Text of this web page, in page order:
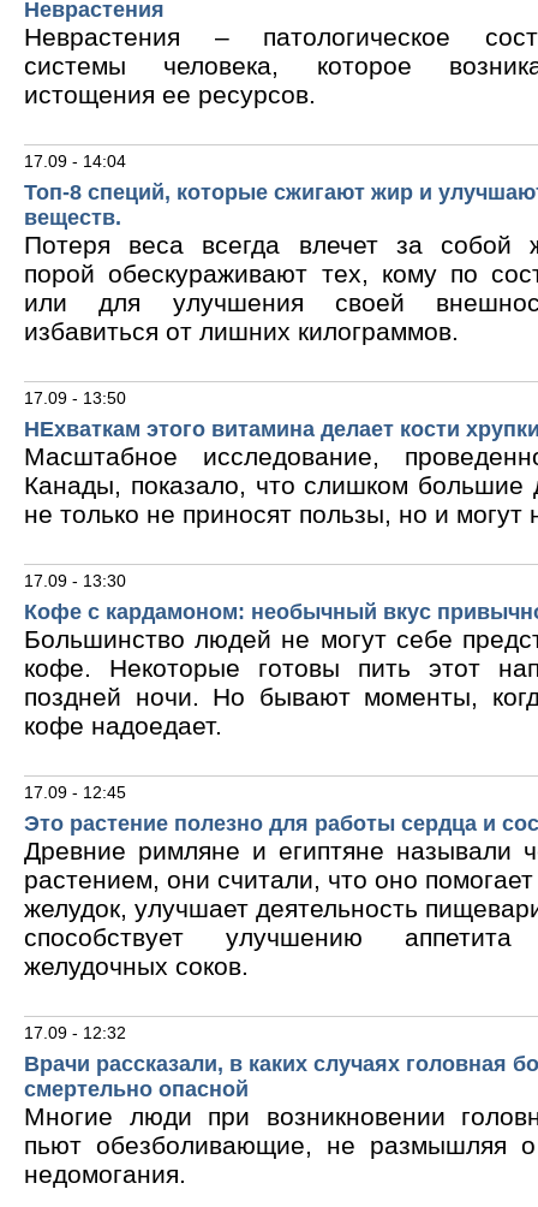
Неврастения
Неврастения – патологическое
системы человека, которое
истощения ее ресурсов.
17.09 - 14:04
Топ-8 специй, которые сжигают жир и
веществ.
Потеря веса всегда влечет за собой
порой обескураживают тех, кому по
или для улучшения своей
избавиться от лишних килограммов.
17.09 - 13:50
НЕхваткам этого витамина делает кости
Масштабное исследование,
Канады, показало, что слишком большие
не только не приносят пользы, но и могут
17.09 - 13:30
Кофе с кардамоном: необычный вкус
Большинство людей не могут себе
кофе. Некоторые готовы пить этот
поздней ночи. Но бывают моменты,
кофе надоедает.
17.09 - 12:45
Это растение полезно для работы сердца и
Древние римляне и египтяне называли
растением, они считали, что оно
желудок, улучшает деятельность
способствует улучшению
желудочных соков.
17.09 - 12:32
Врачи рассказали, в каких случаях головная
смертельно опасной
Многие люди при возникновении
пьют обезболивающие, не размышляя о
недомогания.